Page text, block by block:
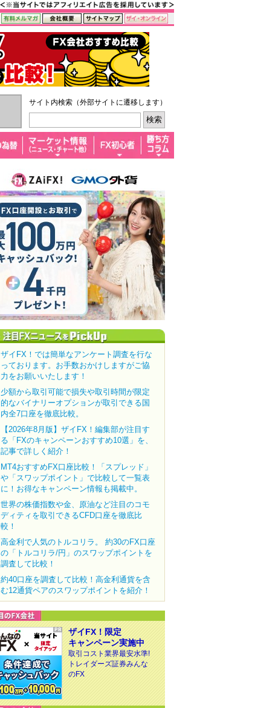
サイト内検索（外部サイトに遷移します）
ザイFX！では簡単なアンケート調査を行な
っております。お手数おかけしますがご協
力をお願いいたします！
少額から取引可能で損失や取引時間が限定
的なバイナリーオプションが取引できる国
内全7口座を徹底比較。
【2026年8月版】ザイFX！編集部が注目す
る「FXのキャンペーンおすすめ10選」を、
記事で詳しく紹介！
MT4おすすめFX口座比較！「スプレッド」
や「スワップポイント」で比較して一覧表
に！お得なキャンペーン情報も掲載中。
世界の株価指数や金、原油など注目のコモ
ディティを取引できるCFD口座を徹底比
較！
高金利で人気のトルコリラ。 約30のFX口座
の「トルコリラ/円」のスワップポイントを
調査して比較！
約40口座を調査して比較！高金利通貨を含
む12通貨ペアのスワップポイントを紹介！
ザイFX！限定
キャンペーン実施中
取引コスト業界最安水準!
トレイダーズ証券みんな
のFX